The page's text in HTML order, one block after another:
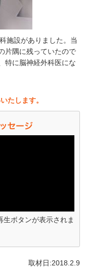
施設がありました。当
片隅に残っていたので
特に脳神経外科医にな
たします。
ボタンが表示されま
取材日:2018.2.9